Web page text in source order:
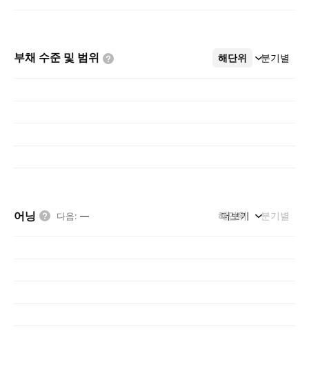
부채 수준 및 범위 해단위 분기별
더보기
어닝 다음: — 해단위 분기별
더보기